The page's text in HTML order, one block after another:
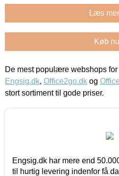
Læs
Køb
De mest populære webshops
Engsig.dk, Office2go.dk og
stort sortiment til gode priser.
Engsig.dk har mere end
til hurtig levering indenfor få